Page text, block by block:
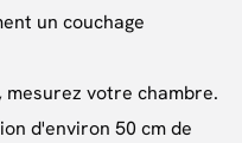
un couchage
votre chambre.
d'environ 50 cm de